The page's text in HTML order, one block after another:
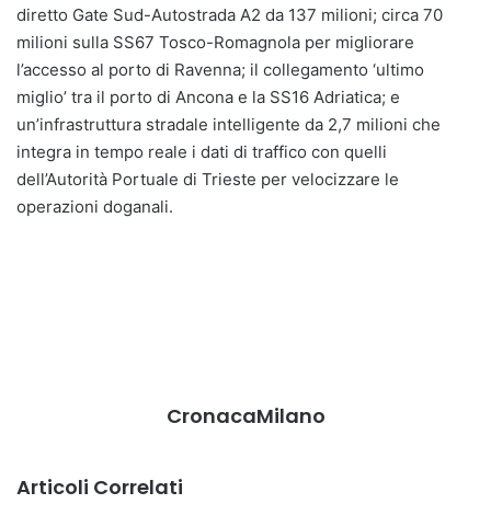
diretto Gate Sud-Autostrada A2 da 137 milioni; circa 70
milioni sulla SS67 Tosco-Romagnola per migliorare
l’accesso al porto di Ravenna; il collegamento ‘ultimo
miglio’ tra il porto di Ancona e la SS16 Adriatica; e
un’infrastruttura stradale intelligente da 2,7 milioni che
integra in tempo reale i dati di traffico con quelli
dell’Autorità Portuale di Trieste per velocizzare le
operazioni doganali.
CronacaMilano
Articoli Correlati